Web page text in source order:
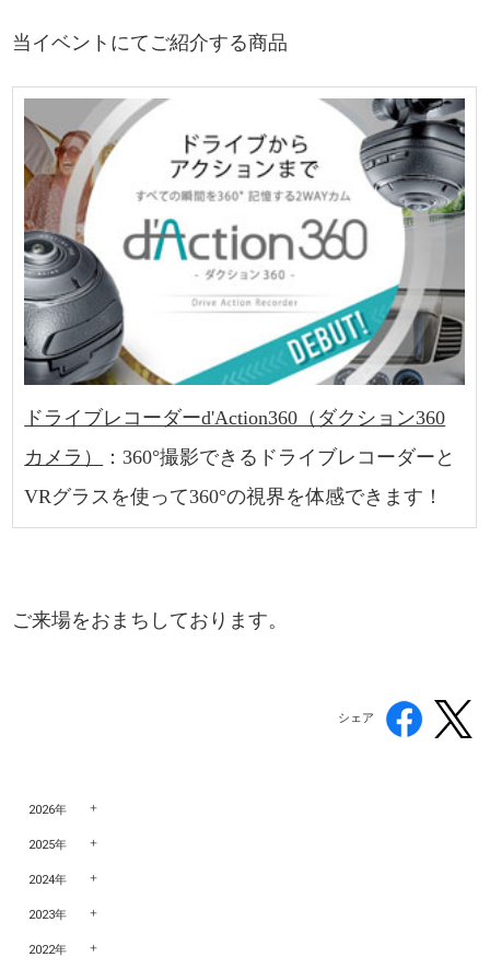
当イベントにてご紹介する商品
ドライブレコーダーd'Action360（ダクション360
カメラ）
：360°撮影できるドライブレコーダーと
VRグラスを使って360°の視界を体感できます！
ご来場をおまちしております。
シェア
2026年
2025年
2024年
2023年
2022年